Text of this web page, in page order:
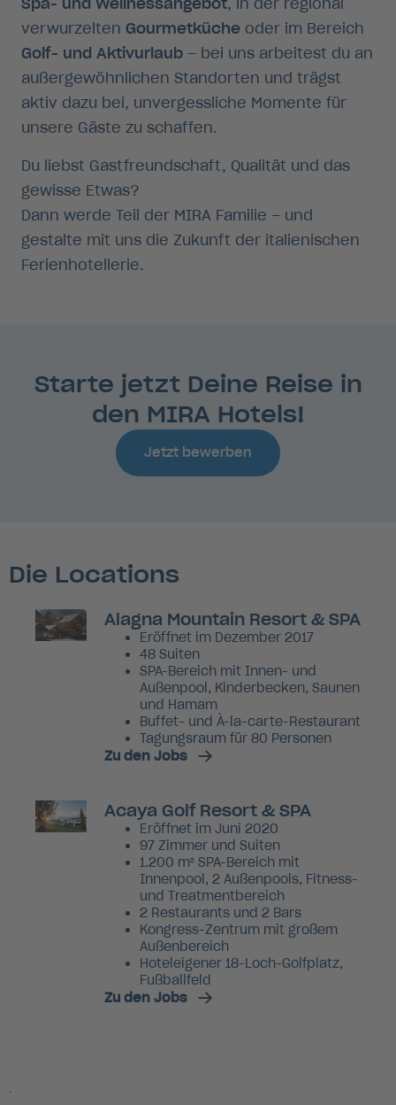
Spa- und Wellnessangebot, in der regional
verwurzelten Gourmetküche oder im Bereich
Golf- und Aktivurlaub – bei uns arbeitest du an
außergewöhnlichen Standorten und trägst
aktiv dazu bei, unvergessliche Momente für
unsere Gäste zu schaffen.
Du liebst Gastfreundschaft, Qualität und das
gewisse Etwas?
Dann werde Teil der MIRA Familie – und
gestalte mit uns die Zukunft der italienischen
Ferienhotellerie.
Position Roomservice
Sandra Buchmeier -
Story anschauen
Starte jetzt Deine Reise in
den MIRA Hotels!
Jetzt bewerben
Die Locations
Alagna Mountain Resort & SPA
Eröffnet im Dezember 2017
48 Suiten
SPA-Bereich mit Innen- und
Außenpool, Kinderbecken, Saunen
und Hamam
Buffet- und À-la-carte-Restaurant
Tagungsraum für 80 Personen
Zu den Jobs
Acaya Golf Resort & SPA
Eröffnet im Juni 2020
97 Zimmer und Suiten
1.200 m² SPA-Bereich mit
Innenpool, 2 Außenpools, Fitness-
und Treatmentbereich
2 Restaurants und 2 Bars
Kongress-Zentrum mit großem
Außenbereich
Hoteleigener 18-Loch-Golfplatz,
Fußballfeld
Zu den Jobs